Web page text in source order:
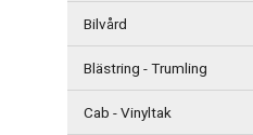
Bilvård
Blästring - Trumling
Cab - Vinyltak